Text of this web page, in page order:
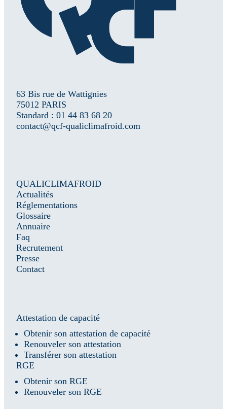
63 Bis rue de Wattignies
75012 PARIS
Standard : 01 44 83 68 20
contact@qcf-qualiclimafroid.com
QUALICLIMAFROID
Actualités
Réglementations
Glossaire
Annuaire
Faq
Recrutement
Presse
Contact
Attestation de capacité
Obtenir son attestation de capacité
Renouveler son attestation
Transférer son attestation
RGE
Obtenir son RGE
Renouveler son RGE